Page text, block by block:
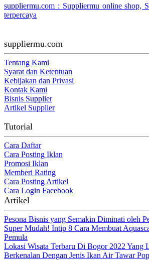
suppliermu.com : Suppliermu online shop,
terpercaya
suppliermu.com
Tentang Kami
Syarat dan Ketentuan
Kebijakan dan Privasi
Kontak Kami
Bisnis Supplier
Artikel Supplier
Tutorial
Cara Daftar
Cara Posting Iklan
Promosi Iklan
Memberi Rating
Cara Posting Artikel
Cara Login Facebook
Artikel
Pesona Bisnis yang Semakin Diminati oleh
Super Mudah! Intip 8 Cara Membuat
Pemula
Lokasi Wisata Terbaru Di Bogor 2022 Yang
Berkenalan Dengan Jenis Ikan Air Tawar